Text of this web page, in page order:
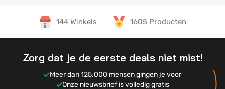
144 Winkels 1605 Producten
Zorg dat je de eerste deals niet mist!
Meer dan 125.000 mensen gingen je voor
Onze nieuwsbrief is volledig gratis